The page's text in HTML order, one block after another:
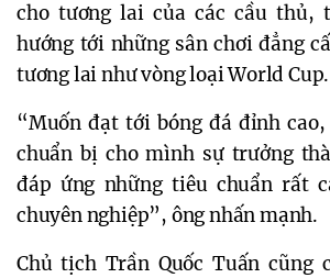
cho tương lai của các cầu thủ,
hướng tới những sân chơi đẳng
tương lai như vòng loại World Cup.
“Muốn đạt tới bóng đá đỉnh
chuẩn bị cho mình sự trưởng
đáp ứng những tiêu chuẩn rất
chuyên nghiệp”, ông nhấn mạnh.
Chủ tịch Trần Quốc Tuấn cũng